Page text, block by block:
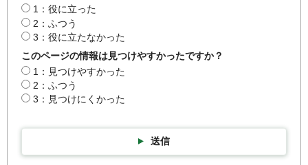
1：役に立った
2：ふつう
3：役に立たなかった
このページの情報は見つけやすかったですか？
1：見つけやすかった
2：ふつう
3：見つけにくかった
送信